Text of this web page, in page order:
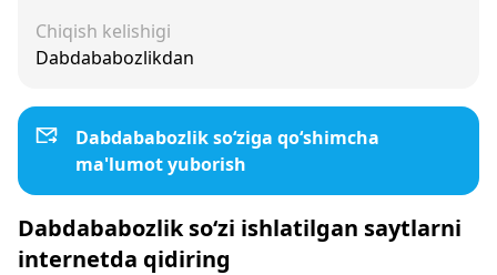
Chiqish kelishigi
Dabdababozlikdan
Dabdababozlik so‘ziga qo‘shimcha
ma'lumot yuborish
Dabdababozlik so‘zi ishlatilgan saytlarni
internetda qidiring